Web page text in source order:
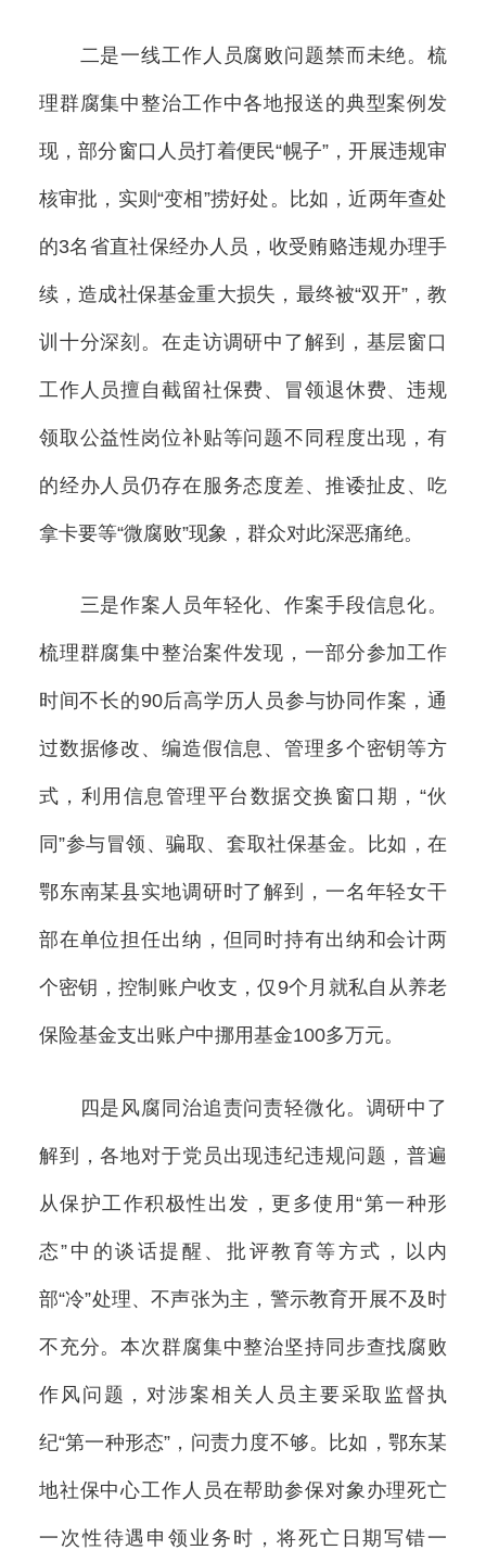
二是一线工作人员腐败问题禁而未绝。梳
理群腐集中整治工作中各地报送的典型案例发
现，部分窗口人员打着便民“幌子”，开展违规审
核审批，实则“变相”捞好处。比如，近两年查处
的3名省直社保经办人员，收受贿赂违规办理手
续，造成社保基金重大损失，最终被“双开”，教
训十分深刻。在走访调研中了解到，基层窗口
工作人员擅自截留社保费、冒领退休费、违规
领取公益性岗位补贴等问题不同程度出现，有
的经办人员仍存在服务态度差、推诿扯皮、吃
拿卡要等“微腐败”现象，群众对此深恶痛绝。
三是作案人员年轻化、作案手段信息化。
梳理群腐集中整治案件发现，一部分参加工作
时间不长的90后高学历人员参与协同作案，通
过数据修改、编造假信息、管理多个密钥等方
式，利用信息管理平台数据交换窗口期，“伙
同”参与冒领、骗取、套取社保基金。比如，在
鄂东南某县实地调研时了解到，一名年轻女干
部在单位担任出纳，但同时持有出纳和会计两
个密钥，控制账户收支，仅9个月就私自从养老
保险基金支出账户中挪用基金100多万元。
四是风腐同治追责问责轻微化。调研中了
解到，各地对于党员出现违纪违规问题，普遍
从保护工作积极性出发，更多使用“第一种形
态”中的谈话提醒、批评教育等方式，以内
部“冷”处理、不声张为主，警示教育开展不及时
不充分。本次群腐集中整治坚持同步查找腐败
作风问题，对涉案相关人员主要采取监督执
纪“第一种形态”，问责力度不够。比如，鄂东某
地社保中心工作人员在帮助参保对象办理死亡
一次性待遇申领业务时，将死亡日期写错一